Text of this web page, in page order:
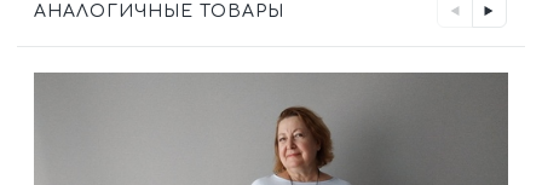
АНАЛОГИЧНЫЕ ТОВАРЫ